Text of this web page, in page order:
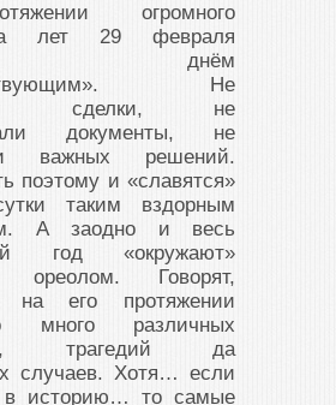
огромного
лет 29 февраля
днём
Не
сделки, не
документы, не
важных решений.
поэтому и «славятся»
таким вздорным
А заодно и весь
год «окружают»
ореолом. Говорят,
на его протяжении
много различных
трагедий да
случаев. Хотя… если
в историю… то самые